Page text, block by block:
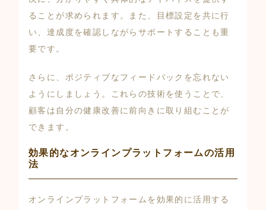
ることが求められます。また、目標設定を共に行
い、達成度を確認しながらサポートすることも重
要です。
さらに、ポジティブなフィードバックを忘れない
ようにしましょう。これらの技術を使うことで、
顧客は自分の健康改善に前向きに取り組むことが
できます。
効果的なオンラインプラットフォームの活用
法
オンラインプラットフォームを効果的に活用する